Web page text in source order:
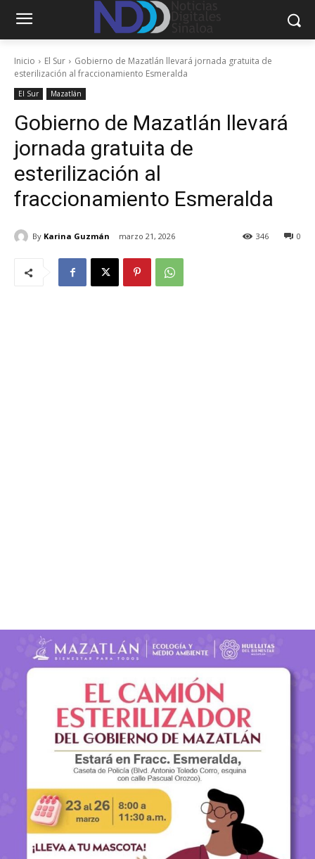
Inicio El Sur
Gobierno de Mazatlán llevará jornada gratuita de
esterilización al fraccionamiento Esmeralda
El Sur Mazatlán
Gobierno de Mazatlán llevará
jornada gratuita de
esterilización al
fraccionamiento Esmeralda
By Karina Guzmán marzo 21, 2026 0
346